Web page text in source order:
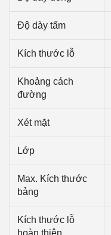
Độ dày tấm
Kích thước lỗ
Khoảng cách
đường
Xét mặt
Lớp
Max. Kích thước
bảng
Kích thước lỗ
hoàn thiện